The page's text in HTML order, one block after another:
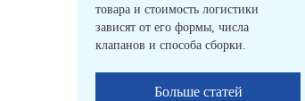
товара и стоимость логистики
зависят от его формы, числа
клапанов и способа сборки.
Больше статей